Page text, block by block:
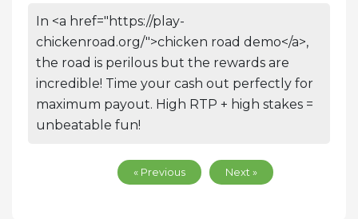
In <a href="https://play-
chickenroad.org/">chicken road demo</a>,
the road is perilous but the rewards are
incredible! Time your cash out perfectly for
maximum payout. High RTP + high stakes =
unbeatable fun!
« Previous Next »